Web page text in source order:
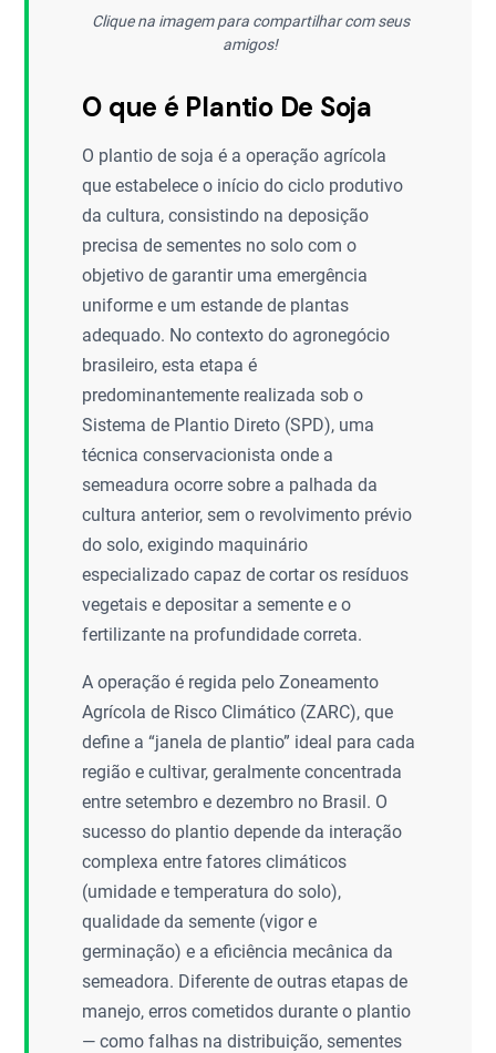
Clique na imagem para compartilhar com seus
amigos!
O que é Plantio De Soja
O plantio de soja é a operação agrícola
que estabelece o início do ciclo produtivo
da cultura, consistindo na deposição
precisa de sementes no solo com o
objetivo de garantir uma emergência
uniforme e um estande de plantas
adequado. No contexto do agronegócio
brasileiro, esta etapa é
predominantemente realizada sob o
Sistema de Plantio Direto (SPD), uma
técnica conservacionista onde a
semeadura ocorre sobre a palhada da
cultura anterior, sem o revolvimento prévio
do solo, exigindo maquinário
especializado capaz de cortar os resíduos
vegetais e depositar a semente e o
fertilizante na profundidade correta.
A operação é regida pelo Zoneamento
Agrícola de Risco Climático (ZARC), que
define a “janela de plantio” ideal para cada
região e cultivar, geralmente concentrada
entre setembro e dezembro no Brasil. O
sucesso do plantio depende da interação
complexa entre fatores climáticos
(umidade e temperatura do solo),
qualidade da semente (vigor e
germinação) e a eficiência mecânica da
semeadora. Diferente de outras etapas de
manejo, erros cometidos durante o plantio
— como falhas na distribuição, sementes